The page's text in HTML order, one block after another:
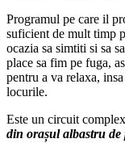
Programul pe care il
suficient de mult timp
ocazia sa simtiti si sa
place sa fim pe fuga,
pentru a va relaxa,
locurile.
Este un circuit
din orașul albastru de